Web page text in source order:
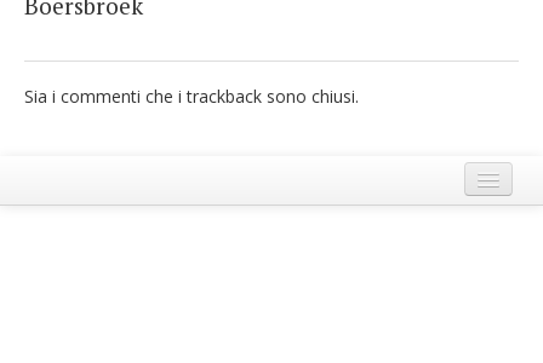
Sia i commenti che i trackback sono chiusi.